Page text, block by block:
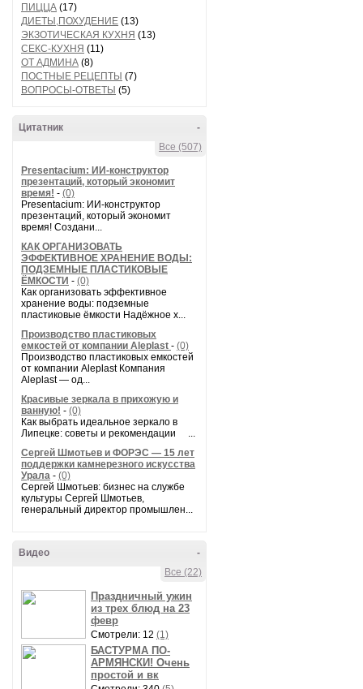
ПИЦЦА (17)
ДИЕТЫ,ПОХУДЕНИЕ (13)
ЭКЗОТИЧЕСКАЯ КУХНЯ (13)
СЕКС-КУХНЯ (11)
ОТ АДМИНА (8)
ПОСТНЫЕ РЕЦЕПТЫ (7)
ВОПРОСЫ-ОТВЕТЫ (5)
-
Цитатник
Все (507)
Presentacium: ИИ‑конструктор
презентаций, который экономит
время! - (0)
Presentacium: ИИ‑конструктор
презентаций, который экономит
время! Создани...
КАК ОРГАНИЗОВАТЬ
ЭФФЕКТИВНОЕ ХРАНЕНИЕ ВОДЫ:
ПОДЗЕМНЫЕ ПЛАСТИКОВЫЕ
ЁМКОСТИ - (0)
Как организовать эффективное
хранение воды: подземные
пластиковые ёмкости Надёжное х...
Производство пластиковых
емкостей от компании Aleplast - (0)
Производство пластиковых емкостей
от компании Aleplast Компания
Aleplast — од...
Красивые зеркала в прихожую и
ванную! - (0)
Как выбрать идеальное зеркало в
Липецке: советы и рекомендации ...
Сергей Шмотьев и ФОРЭС — 15 лет
поддержки камнерезного искусства
Урала - (0)
Сергей Шмотьев: бизнес на службе
культуры Сергей Шмотьев,
генеральный директор промышлен...
-
Видео
Все (22)
Праздничный ужин
из трех блюд на 23
февр
Смотрели: 12 (1)
БАСТУРМА ПО-
АРМЯНСКИ! Очень
простой и вк